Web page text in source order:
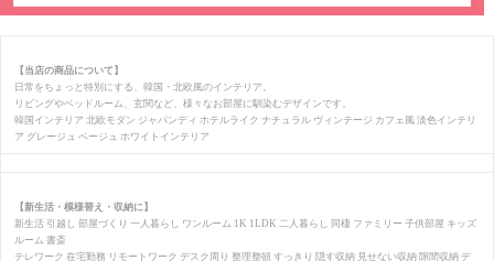
【当店の商品について】
日常をちょっと特別にする、韓国・北欧風のインテリア。
リビングやベッドルーム、玄関など、様々なお部屋に馴染むデザインです。
韓国インテリア 北欧モダン ジャパンディ ホテルライク ナチュラル ヴィンテージ カフェ風 淡色インテリ
ア グレージュ ベージュ ホワイトインテリア
【新生活・模様替え・収納に】
新生活 引越し 部屋づくり 一人暮らし ワンルーム 1K 1LDK 二人暮らし 同棲 ファミリー 子供部屋 キッズ
ルーム 書斎
テレワーク 在宅勤務 リモートワーク デスク周り 整理整頓 すっきり 隠す収納 見せない収納 隙間収納 デ